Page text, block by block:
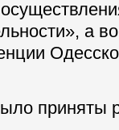
а
приняты